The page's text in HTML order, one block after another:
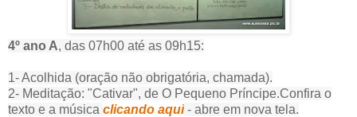
4º ano A, das 07h00 até as 09h15:
1- Acolhida (oração não obrigatória, chamada).
2- Meditação: "Cativar", de O Pequeno Príncipe.Confira o
texto e a música clicando aqui - abre em nova tela.